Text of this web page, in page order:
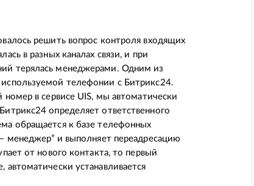
решить вопрос контроля входящих
в разных каналах связи, и при
терялась менеджерами. Одним из
телефонии с Битрикс24.
в сервисе UIS, мы автоматически
определяет ответственного
обращается к базе телефонных
менеджер” и выполняет переадресацию
от нового контакта, то первый
устанавливается